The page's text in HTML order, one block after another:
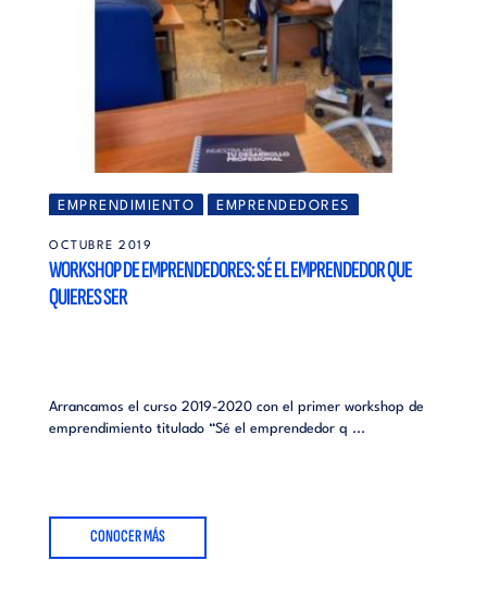
EMPRENDIMIENTO EMPRENDEDORES
MADRID CAMPUS
OCTUBRE 2019
WORKSHOP DE EMPRENDEDORES: SÉ EL EMPRENDEDOR QUE
QUIERES SER
Arrancamos el curso 2019-2020 con el primer workshop de
emprendimiento titulado “Sé el emprendedor q ...
CONOCER MÁS